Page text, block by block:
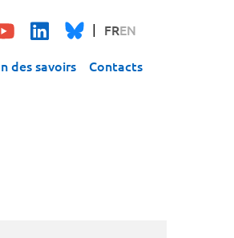
FREN
des savoirs Contacts